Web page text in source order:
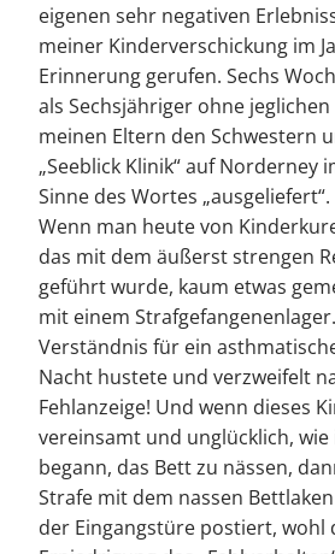
eigenen sehr negativen
meiner Kinderverschickung im
Erinnerung gerufen. Sechs
als Sechsjähriger ohne
meinen Eltern den Schwestern
„Seeblick Klinik“ auf Norderney
Sinne des Wortes „ausgeliefert“.
Wenn man heute von
das mit dem äußerst strengen
geführt wurde, kaum etwas
mit einem
Verständnis für ein
Nacht hustete und verzweifelt
Fehlanzeige! Und wenn dieses
vereinsamt und unglücklich, wie
begann, das Bett zu nässen,
Strafe mit dem nassen
der Eingangstüre postiert, wohl